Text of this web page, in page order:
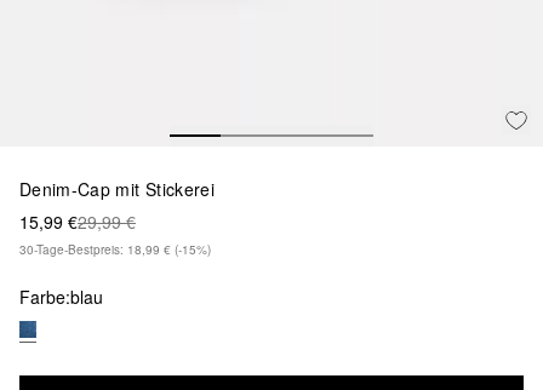
Denim-Cap mit Stickerei
15,99 €29,99 €
30-Tage-Bestpreis: 18,99 € (-15%)
Farbe:blau